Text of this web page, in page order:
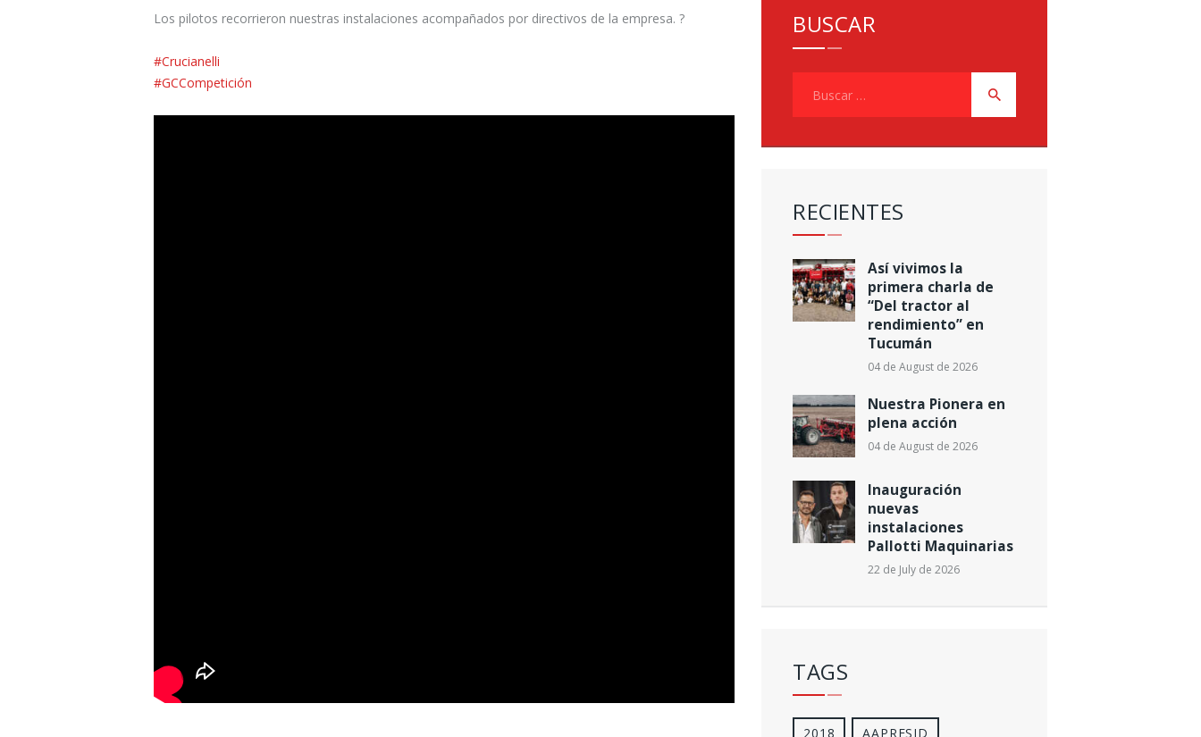
Los pilotos recorrieron nuestras instalaciones acompañados por directivos de la empresa. ?
#Crucianelli
#GCCompetición
BUSCAR
RECIENTES
Así vivimos la
primera charla de
“Del tractor al
rendimiento” en
Tucumán
04 de August de 2026
Nuestra Pionera en
plena acción
04 de August de 2026
Inauguración
nuevas
instalaciones
Pallotti Maquinarias
22 de July de 2026
TAGS
2018 AAPRESID